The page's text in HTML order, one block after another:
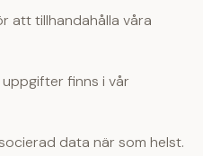
att tillhandahålla våra
finns i vår
data när som helst.